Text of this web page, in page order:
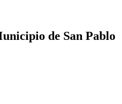
de San Pablo